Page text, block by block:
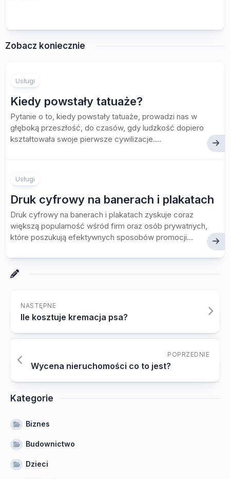
Zobacz koniecznie
Usługi
Kiedy powstały tatuaże?
Pytanie o to, kiedy powstały tatuaże, prowadzi nas w
głęboką przeszłość, do czasów, gdy ludzkość dopiero
kształtowała swoje pierwsze cywilizacje....
Usługi
Druk cyfrowy na banerach i plakatach
Druk cyfrowy na banerach i plakatach zyskuje coraz
większą popularność wśród firm oraz osób prywatnych,
które poszukują efektywnych sposobów promocji...
NASTĘPNE
Ile kosztuje kremacja psa?
POPRZEDNIE
Wycena nieruchomości co to jest?
Kategorie
Biznes
Budownictwo
Dzieci